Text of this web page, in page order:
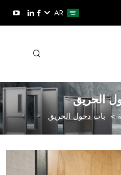
AR
الحريق
> باب دخول الحريق